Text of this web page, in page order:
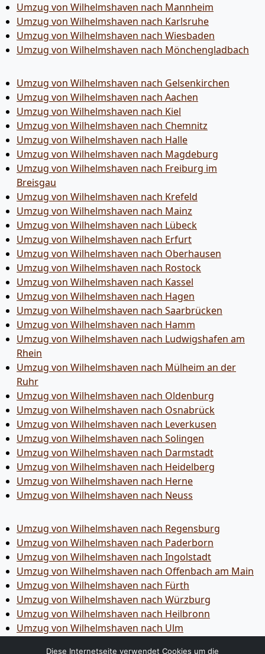
Umzug von Wilhelmshaven nach Mannheim
Umzug von Wilhelmshaven nach Karlsruhe
Umzug von Wilhelmshaven nach Wiesbaden
Umzug von Wilhelmshaven nach Mönchen­gladbach
Umzug von Wilhelmshaven nach Gelsenkirchen
Umzug von Wilhelmshaven nach Aachen
Umzug von Wilhelmshaven nach Kiel
Umzug von Wilhelmshaven nach Chemnitz
Umzug von Wilhelmshaven nach Halle
Umzug von Wilhelmshaven nach Magdeburg
Umzug von Wilhelmshaven nach Freiburg im
Breisgau
Umzug von Wilhelmshaven nach Krefeld
Umzug von Wilhelmshaven nach Mainz
Umzug von Wilhelmshaven nach Lübeck
Umzug von Wilhelmshaven nach Erfurt
Umzug von Wilhelmshaven nach Oberhausen
Umzug von Wilhelmshaven nach Rostock
Umzug von Wilhelmshaven nach Kassel
Umzug von Wilhelmshaven nach Hagen
Umzug von Wilhelmshaven nach Saarbrücken
Umzug von Wilhelmshaven nach Hamm
Umzug von Wilhelmshaven nach Ludwigshafen am
Rhein
Umzug von Wilhelmshaven nach Mülheim an der
Ruhr
Umzug von Wilhelmshaven nach Oldenburg
Umzug von Wilhelmshaven nach Osnabrück
Umzug von Wilhelmshaven nach Leverkusen
Umzug von Wilhelmshaven nach Solingen
Umzug von Wilhelmshaven nach Darmstadt
Umzug von Wilhelmshaven nach Heidelberg
Umzug von Wilhelmshaven nach Herne
Umzug von Wilhelmshaven nach Neuss
Umzug von Wilhelmshaven nach Regensburg
Umzug von Wilhelmshaven nach Paderborn
Umzug von Wilhelmshaven nach Ingolstadt
Umzug von Wilhelmshaven nach Offenbach am Main
Umzug von Wilhelmshaven nach Fürth
Umzug von Wilhelmshaven nach Würzburg
Umzug von Wilhelmshaven nach Heilbronn
Umzug von Wilhelmshaven nach Ulm
Diese Internetseite verwendet Cookies um die